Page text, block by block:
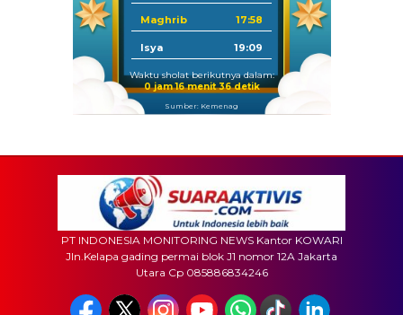
Maghrib 17:58
Isya 19:09
Waktu sholat berikutnya dalam:
0 jam 16 menit 34 detik
Sumber: Kemenag
PT INDONESIA MONITORING NEWS Kantor KOWARI
Jln.Kelapa gading permai blok J1 nomor 12A Jakarta
Utara Cp 085886834246